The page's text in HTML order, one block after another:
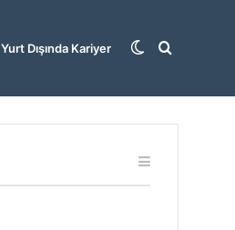
Yurt Dışında Kariyer Arama
Dış